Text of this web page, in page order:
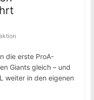
die erste ProA-
Giants gleich – und
weiter in den eigenen